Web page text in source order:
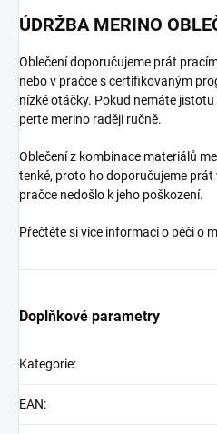
ÚDRŽBA MERINO
Oblečení doporučujeme prát
nebo v pračce s certifikovaným
nízké otáčky. Pokud nemáte
perte merino raději ručně.
Oblečení z kombinace materiálů
tenké, proto ho doporučujeme
pračce nedošlo k jeho poškození.
Přečtěte si více informací o péči o
Doplňkové parametry
Kategorie:
EAN: